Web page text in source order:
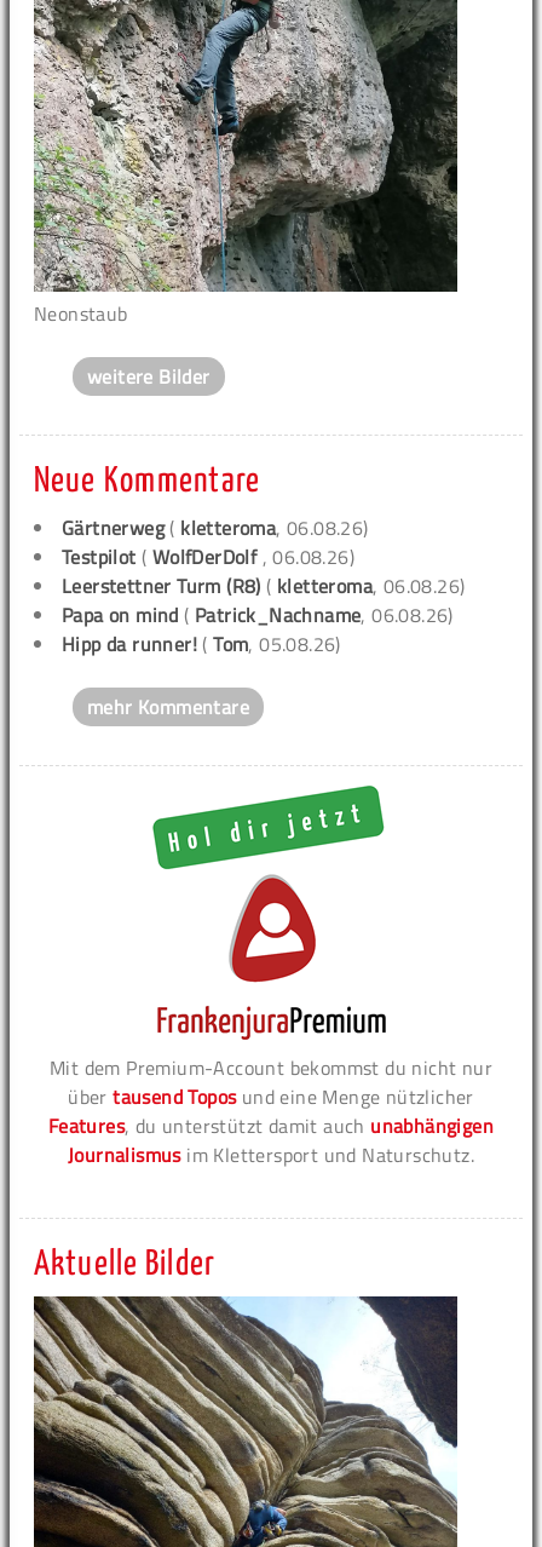
Neonstaub
weitere Bilder
Neue Kommentare
Gärtnerweg( kletteroma, 06.08.26)
Testpilot ( WolfDerDolf , 06.08.26)
Leerstettner Turm (R8) ( kletteroma, 06.08.26)
Papa on mind ( Patrick_Nachname, 06.08.26)
Hipp da runner! (Tom, 05.08.26)
mehr Kommentare
Mit dem Premium-Account bekommst du nicht nur
übertausend Toposund eine Menge nützlicher
Features, du unterstützt damit auch unabhängigen
Journalismusim Klettersport und Naturschutz.
Aktuelle Bilder